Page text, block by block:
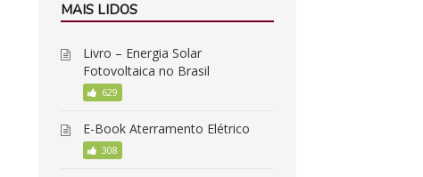
MAIS LIDOS
Livro – Energia Solar
Fotovoltaica no Brasil
629
E-Book Aterramento Elétrico
308